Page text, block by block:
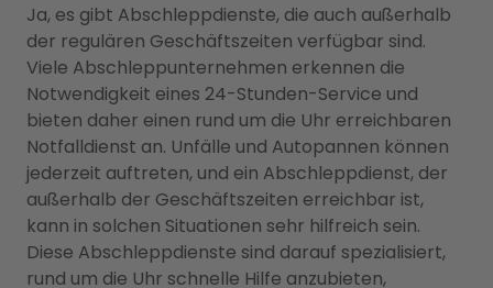
Ja, es gibt Abschleppdienste, die auch außerhalb
der regulären Geschäftszeiten verfügbar sind.
Viele Abschleppunternehmen erkennen die
Notwendigkeit eines 24-Stunden-Service und
bieten daher einen rund um die Uhr erreichbaren
Notfalldienst an. Unfälle und Autopannen können
jederzeit auftreten, und ein Abschleppdienst, der
außerhalb der Geschäftszeiten erreichbar ist,
kann in solchen Situationen sehr hilfreich sein.
Diese Abschleppdienste sind darauf spezialisiert,
rund um die Uhr schnelle Hilfe anzubieten,